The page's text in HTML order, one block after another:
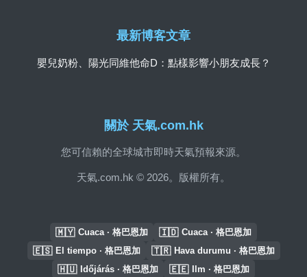
關於 天氣.com.hk
您可信賴的全球城市即時天氣預報來源。
天氣.com.hk © 2026。版權所有。
最新博客文章
嬰兒奶粉、陽光同維他命D：點樣影響小朋友成長？
🇲🇾 Cuaca · 格巴恩加 🇮🇩 Cuaca · 格巴恩加
🇪🇸 El tiempo · 格巴恩加 🇹🇷 Hava durumu · 格巴恩加
🇭🇺 Időjárás · 格巴恩加 🇪🇪 Ilm · 格巴恩加